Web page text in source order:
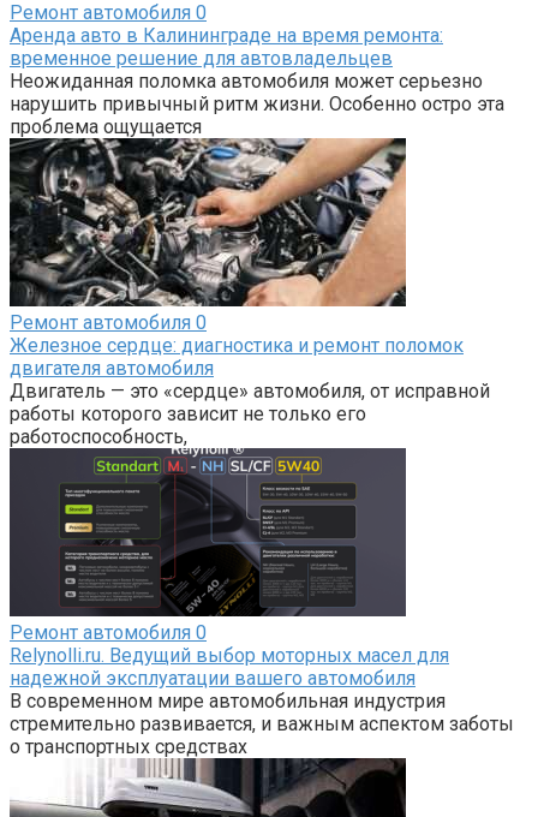
Ремонт автомобиля 0
Аренда авто в Калининграде на время ремонта:
временное решение для автовладельцев
Неожиданная поломка автомобиля может серьезно
нарушить привычный ритм жизни. Особенно остро эта
проблема ощущается
Ремонт автомобиля 0
Железное сердце: диагностика и ремонт поломок
двигателя автомобиля
Двигатель — это «сердце» автомобиля, от исправной
работы которого зависит не только его
работоспособность,
Ремонт автомобиля 0
Relynolli.ru. Ведущий выбор моторных масел для
надежной эксплуатации вашего автомобиля
В современном мире автомобильная индустрия
стремительно развивается, и важным аспектом заботы
о транспортных средствах